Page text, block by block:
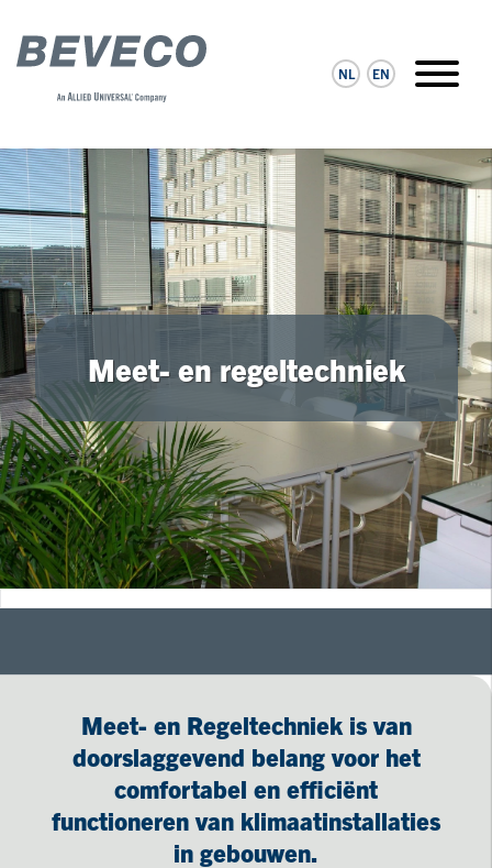
NL EN
Meet- en regeltechniek
Meet- en Regeltechniek is van
doorslaggevend belang voor het
comfortabel en efficiënt
functioneren van klimaatinstallaties
in gebouwen.